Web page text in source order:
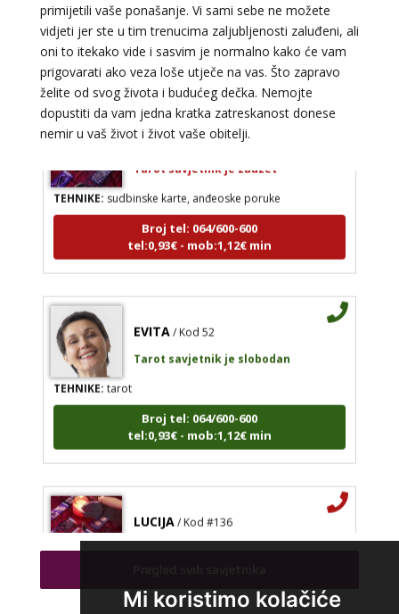
Mi koristimo kolačiće
primijetili vaše ponašanje. Vi sami sebe ne možete
vidjeti jer ste u tim trenucima zaljubljenosti zaluđeni, ali
oni to itekako vide i sasvim je normalno kako će vam
prigovarati ako veza loše utječe na vas. Što zapravo
želite od svog života i budućeg dečka. Nemojte
dopustiti da vam jedna kratka zatreskanost donese
nemir u vaš život i život vaše obitelji.
LUCIJA / Kod #136
TEHNIKE:sudbinske karte, anđeoske poruke
Broj tel: 064/600-600
tel:0,93€ - mob:1,12€ min
EVITA / Kod 52
Tarot savjetnik je slobodan
TEHNIKE:tarot
Broj tel: 064/600-600
tel:0,93€ - mob:1,12€ min
LUCIJA / Kod #136
Tarot savjetnik je zauzet
Broj tel: 064/600-600